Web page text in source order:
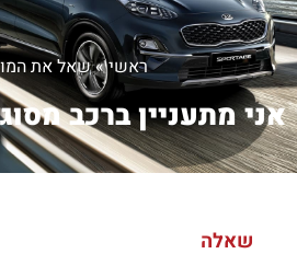
ראשי»שאל את
שאלה